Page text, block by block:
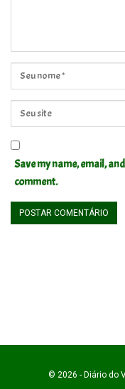
Save my name, email,
comment.
© 2026 - Diário do